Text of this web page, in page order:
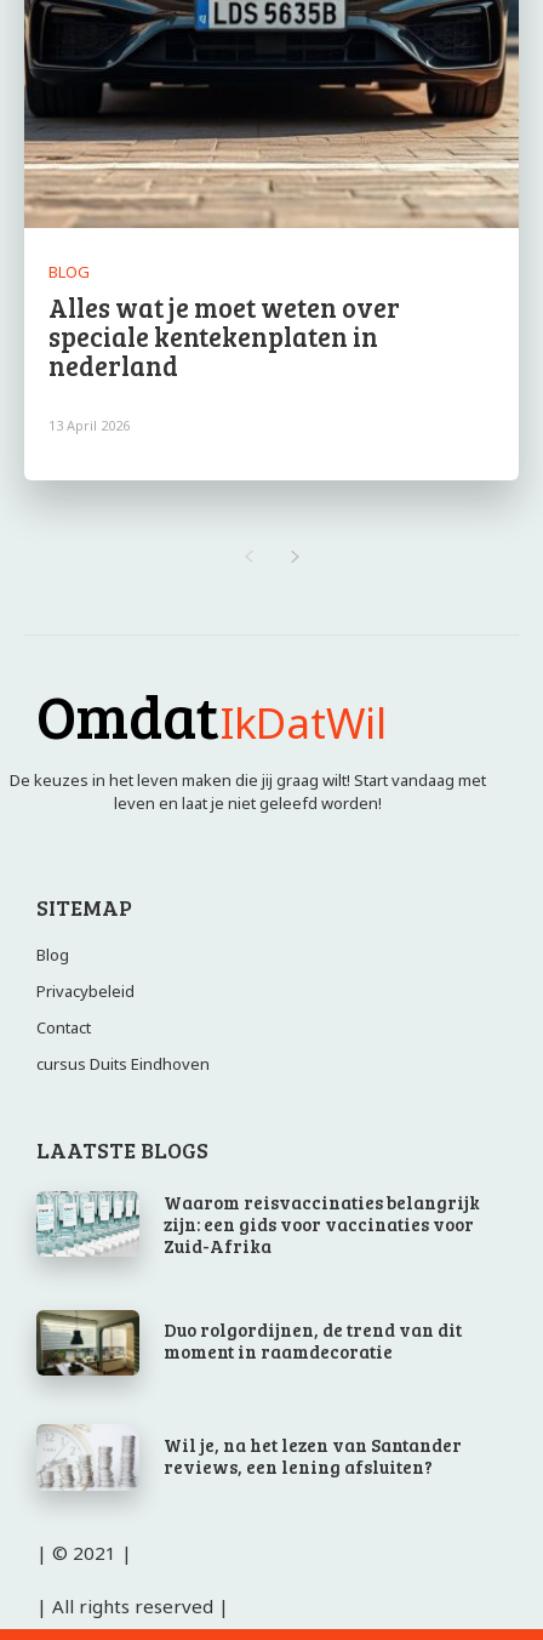
BLOG
Alles wat je moet weten over
speciale kentekenplaten in
nederland
13 April 2026
OmdatIkDatWil
De keuzes in het leven maken die jij graag wilt! Start vandaag met
leven en laat je niet geleefd worden!
SITEMAP
Blog
Privacybeleid
Contact
cursus Duits Eindhoven
LAATSTE BLOGS
Waarom reisvaccinaties belangrijk
zijn: een gids voor vaccinaties voor
Zuid-Afrika
Duo rolgordijnen, de trend van dit
moment in raamdecoratie
Wil je, na het lezen van Santander
reviews, een lening afsluiten?
| © 2021 |
| All rights reserved |